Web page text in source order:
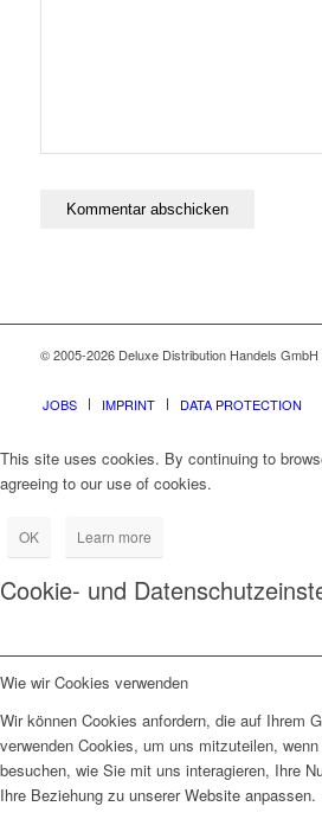
© 2005-2026 Deluxe Distribution Handels
JOBS IMPRINT DATA PROTECTION
This site uses cookies. By continuing to
agreeing to our use of cookies.
OK Learn more
Cookie- und
Wie wir Cookies verwenden
Wir können Cookies anfordern, die auf Ihrem
verwenden Cookies, um uns mitzuteilen,
besuchen, wie Sie mit uns interagieren, Ihre
Ihre Beziehung zu unserer Website anpassen.